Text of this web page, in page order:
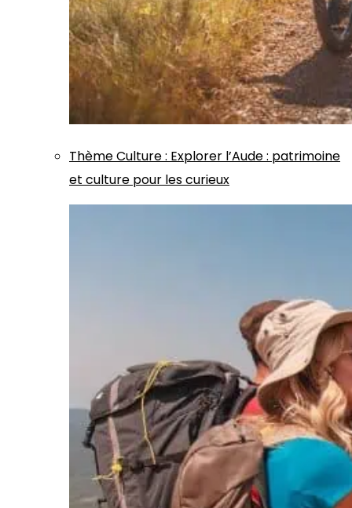
ThèmeCulture: Explorer l’Aude : patrimoine
et culture pour les curieux